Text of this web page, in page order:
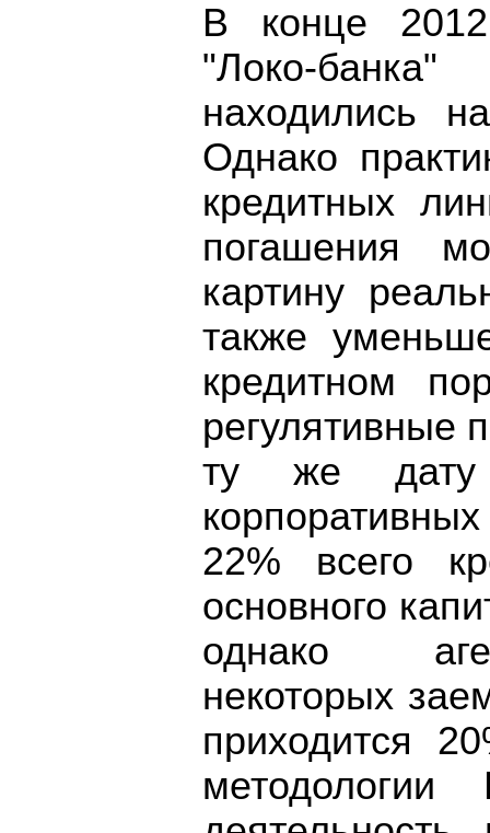
В конце
"Локо-
находились
Однако
кредитных
погашения
картину
также
кредитном
регулятивные
ту же дату
22% всего
основного
однако
некоторых
приходится